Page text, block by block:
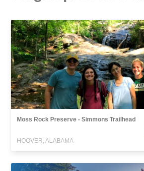
Moss Rock Preserve - Simmons Trailhead
HOOVER, ALABAMA